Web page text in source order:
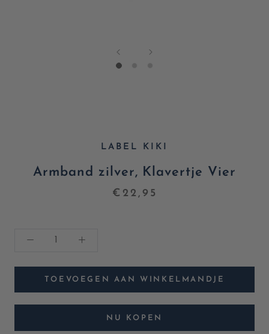
LABEL KIKI
Armband zilver, Klavertje Vier
€22,95
TOEVOEGEN AAN WINKELMANDJE
NU KOPEN